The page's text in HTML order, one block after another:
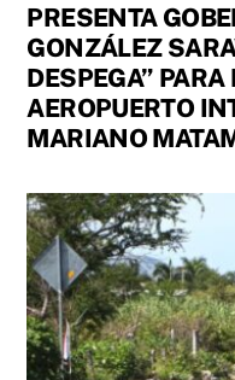
PRESENTA
GONZÁLEZ
DESPEGA” PARA
AEROPUERTO
MARIANO